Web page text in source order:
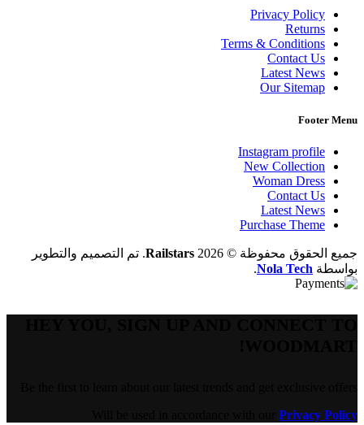
Privacy Policy
Returns
Terms & Conditions
Contact Us
Latest News
Our Sitemap
Footer Menu
Instagram profile
New Collection
Woman Dress
Contact Us
Latest News
Purchase Theme
جميع الحقوق محفوظة © 2026 Railstars. تم التصميم والتطوير
بواسطة Nola Tech
.
Privacy Policy